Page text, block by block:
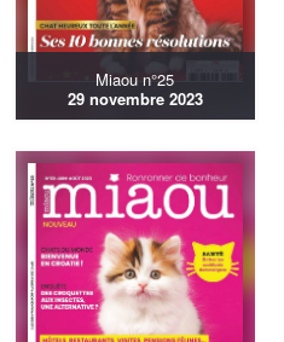
Miaou n°25
29 novembre 2023